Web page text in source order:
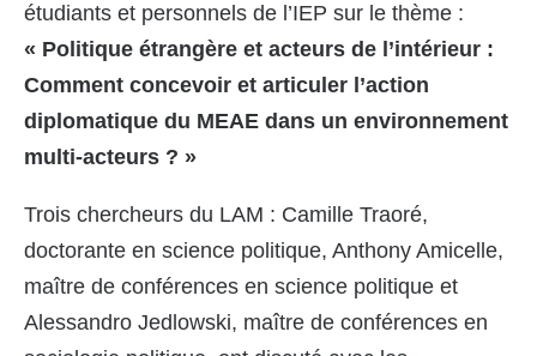
étudiants et personnels de l’IEP sur le thème :
« Politique étrangère et acteurs de l’intérieur :
Comment concevoir et articuler l’action
diplomatique du MEAE dans un environnement
multi-acteurs ? »
Trois chercheurs du LAM : Camille Traoré,
doctorante en science politique, Anthony Amicelle,
maître de conférences en science politique et
Alessandro Jedlowski, maître de conférences en